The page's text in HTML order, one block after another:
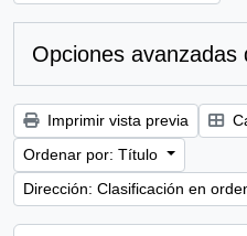
Opciones avanzadas
Imprimir vista previa
Ordenar por: Título
Dirección: Clasificación en